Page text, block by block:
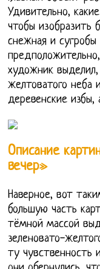
Удивительно,
чтобы изобразить
снежная и
художник выделил,
желтоватого неба
деревенские
Описание
вечер»
Наверное, вот
большую часть
тёмной массой
зеленовато-
ту чувственность